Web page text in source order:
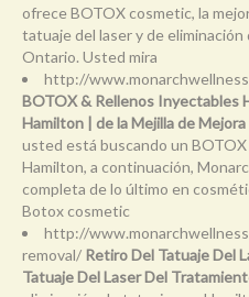
ofrece BOTOX cosmetic, la
tatuaje del laser y de
Ontario. Usted mira
http://
BOTOX & Rellenos Inyectables
Hamilton | de la Mejilla de
usted está buscando un
Hamilton, a continuación,
completa de lo último en
Botox cosmetic
http://
removal/ Retiro Del Tatuaje Del
Tatuaje Del Laser Del